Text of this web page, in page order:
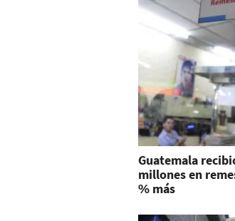
Guatemala
millones en
% más